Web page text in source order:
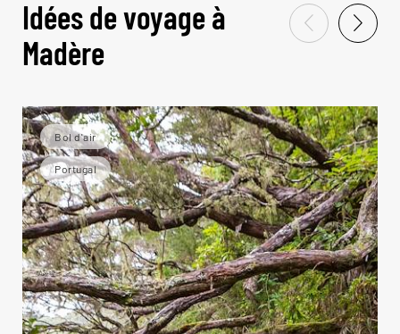
Idées de voyage à
Madère
Bol d'air
Portugal